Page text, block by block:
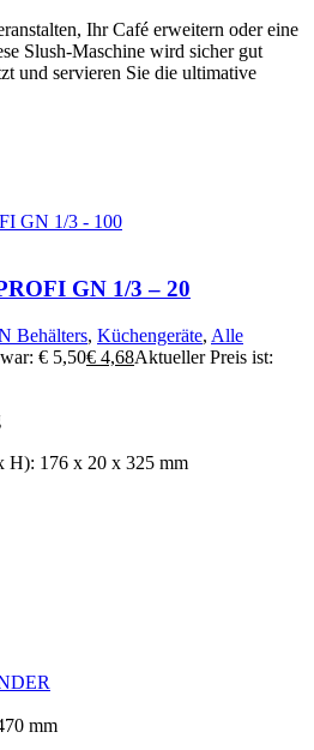
Ihr Café erweitern oder eine
Slush-Maschine wird sicher gut
und servieren Sie die ultimative
GN 1/3 – 20
Behälters, Küchengeräte, Alle
€ 5,50€ 4,68Aktueller Preis ist:
H): 176 x 20 x 325 mm
mm